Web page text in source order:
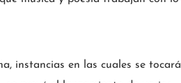
instancias en las cuales se tocará